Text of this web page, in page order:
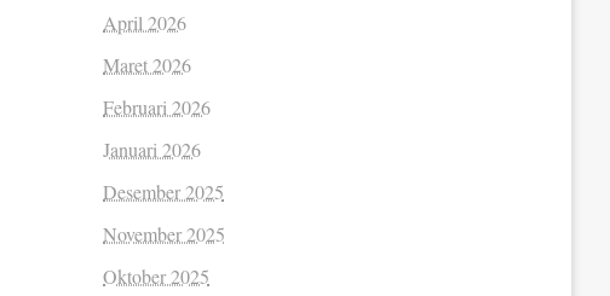
April 2026
Maret 2026
Februari 2026
Januari 2026
Desember 2025
November 2025
Oktober 2025